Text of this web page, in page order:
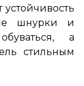
шнурки и
а
стильным